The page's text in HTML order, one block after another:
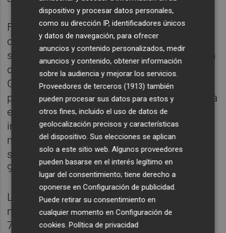
Finalmente, el último paquete del concurso
consta de seis superficies, todas ellas
situadas en la provincia de Valencia. Así, son
dos parcelas en el sector de Santa Anna de
Gandia en las que se podrán construir 61
pisos en cada una. Otro terreno se encuentra
en la calle L’Horta de Silla para los 41
inmuebles previstos en el municipio,
mientras que los dos últimos están en el
sector de La Torre de València para 96, 95 y
96 viviendas en cada una.
La previsión es abrir la convocatoria este
mismo mes de junio y dar un plazo de unos
70 días para la presentación de ofertas,
dispositivo y procesar datos personales,
como su dirección IP, identificadores únicos
y datos de navegación, para ofrecer
anuncios y contenido personalizados, medir
anuncios y contenido, obtener información
sobre la audiencia y mejorar los servicios.
Proveedores de terceros (1913) también
pueden procesar sus datos para estos y
otros fines, incluido el uso de datos de
geolocalización precisos y características
del dispositivo. Sus elecciones se aplican
solo a este sitio web. Algunos proveedores
pueden basarse en el interés legítimo en
lugar del consentimiento; tiene derecho a
oponerse enConfiguración de publicidad
Puede retirar su consentimiento en
cualquier momento enConfiguración de
cookies .Política de privacidad